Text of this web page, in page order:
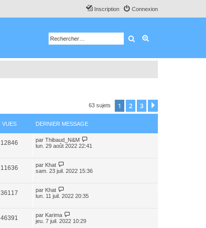
Connexion
Inscription
Rechercher
63 sujets 1 2 3
VUES DERNIER MESSAGE
12846 par Thibaud_N&M
lun. 29 août 2022 22:41
11636 par Khat
sam. 23 juil. 2022 15:36
36117 par Khat
lun. 11 juil. 2022 20:35
46391 par Karima
jeu. 7 juil. 2022 10:29